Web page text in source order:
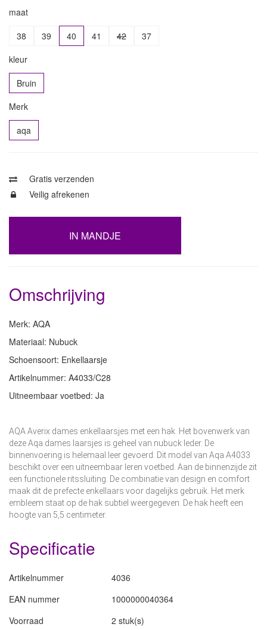
maat
38
39 40 41 42
37
kleur
Bruin
Merk
aqa
Gratis verzenden
Veilig afrekenen
IN MANDJE
Omschrijving
Merk: AQA
Materiaal: Nubuck
Schoensoort: Enkellaarsje
Artikelnummer: A4033/C28
Uitneembaar voetbed: Ja
AQA Averix dames enkellaarsjes met een hak. Het bovenwerk van
deze Aqa dames laarsjes is geheel van nubuck leder. De
binnenvoering is helemaal leer gevoerd. Dit model van Aqa A4033
beschikt over een uitneembaar leren voetbed. Aan de binnenzijde zit
een functionele ritssluiting. De combinatie van design en comfort
maak dit de prefecte enkellaars voor dagelijks gebruik. Het merk
embleem staat op de hak subtiel weergegeven. De hak heeft een
hoogte van 5,5 centimeter.
Specificatie
Artikelnummer
4036
EAN nummer
1000000040364
Voorraad
2 stuk(s)